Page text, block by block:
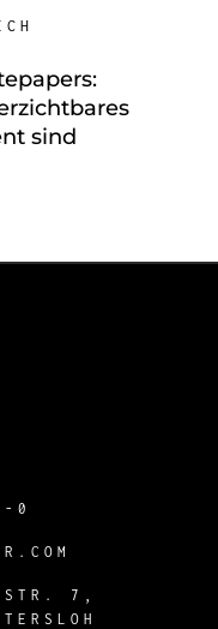
sind
0
STR. 7,